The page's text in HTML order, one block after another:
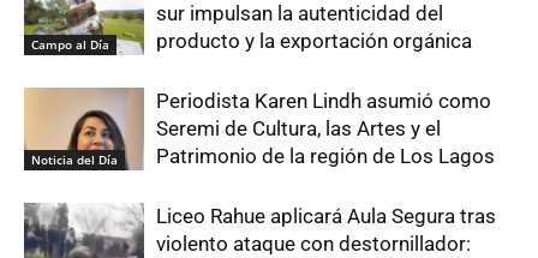
Campo al Día
sur impulsan la autenticidad del
producto y la exportación orgánica
Noticia del Día
Periodista Karen Lindh asumió como
Seremi de Cultura, las Artes y el
Patrimonio de la región de Los Lagos
Liceo Rahue aplicará Aula Segura tras
violento ataque con destornillador: